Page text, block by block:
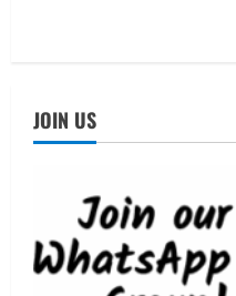
JOIN US
सहसपुर